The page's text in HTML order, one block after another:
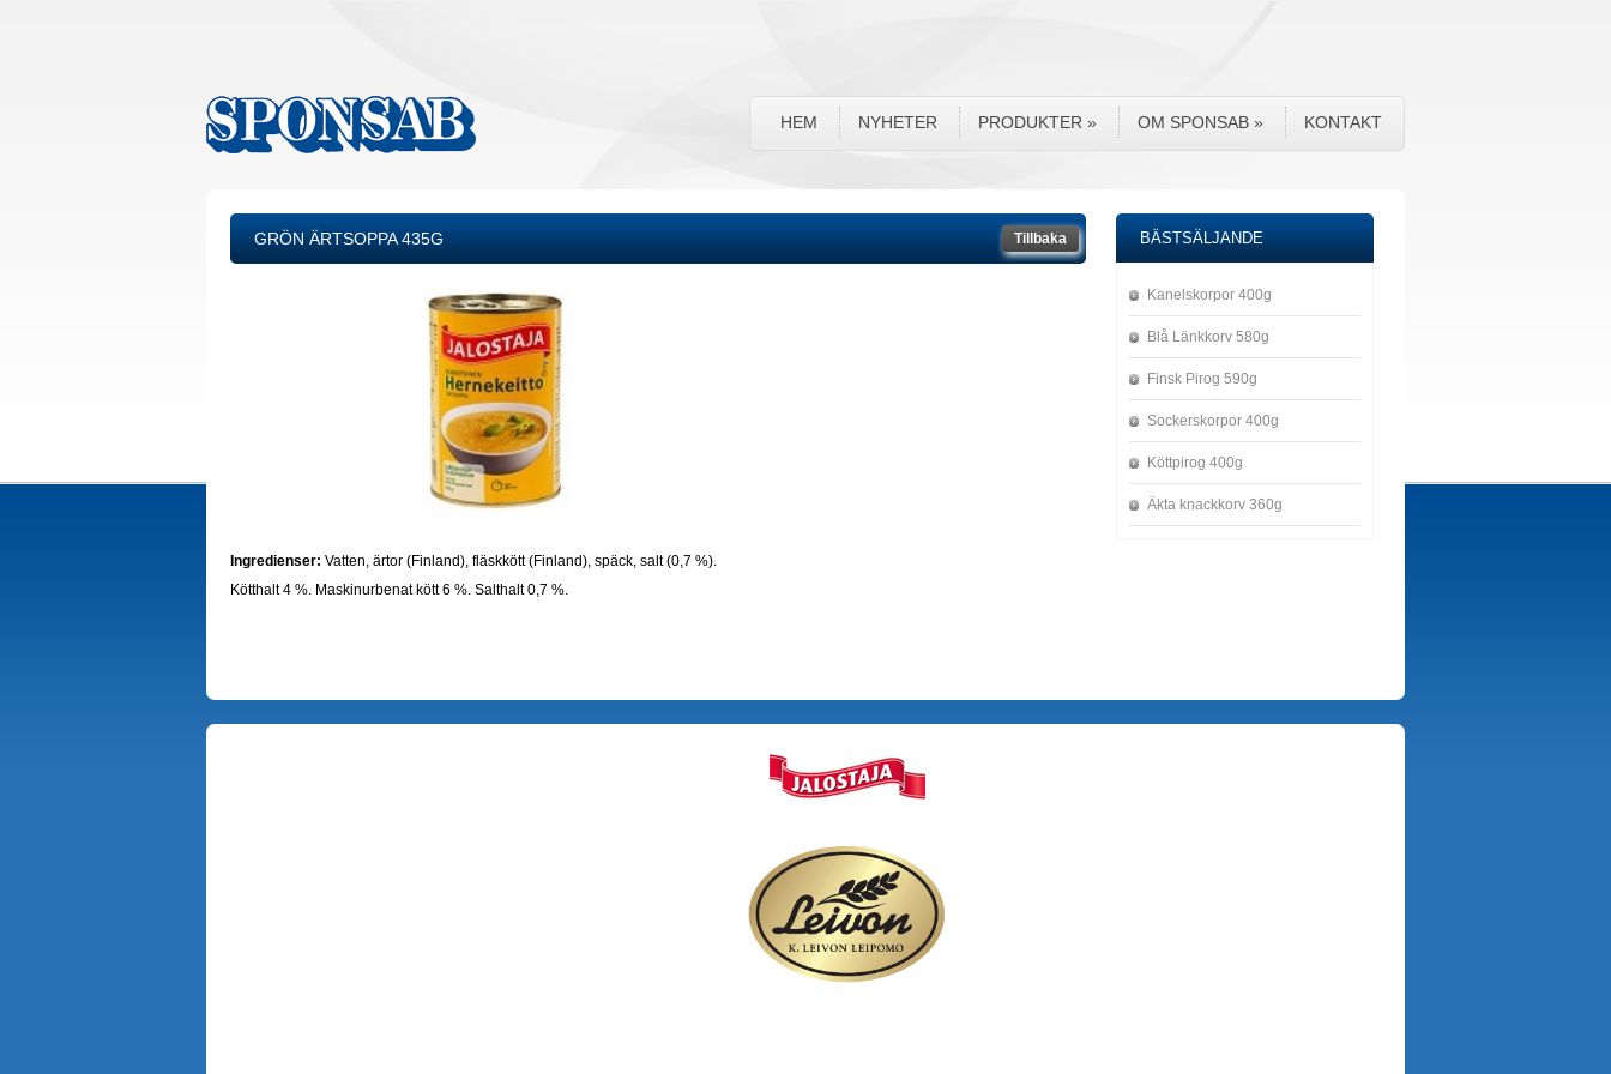
HEM NYHETER PRODUKTER » OM SPONSAB » KONTAKT
Tillbaka
GRÖN ÄRTSOPPA 435G
Ingredienser: Vatten, ärtor (Finland), fläskkött (Finland), späck, salt (0,7 %).
Kötthalt 4 %. Maskinurbenat kött 6 %. Salthalt 0,7 %.
BÄSTSÄLJANDE
Kanelskorpor 400g
Blå Länkkorv 580g
Finsk Pirog 590g
Sockerskorpor 400g
Köttpirog 400g
Äkta knackkorv 360g